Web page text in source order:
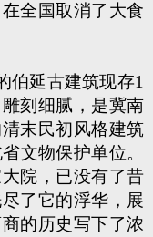
全国取消了大食
伯延古建筑现存1
刻细腻，是冀南
末民初风格建筑
文物保护单位。
院，已没有了昔
了它的浮华，展
的历史写下了浓